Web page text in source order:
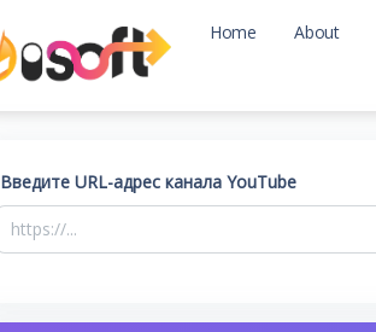
Home About
Введите URL-адрес канала YouTube